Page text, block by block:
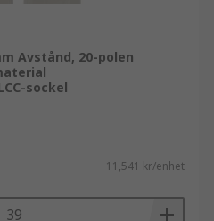
Avstånd, 20-polen
sockel
11,541 kr/enhet